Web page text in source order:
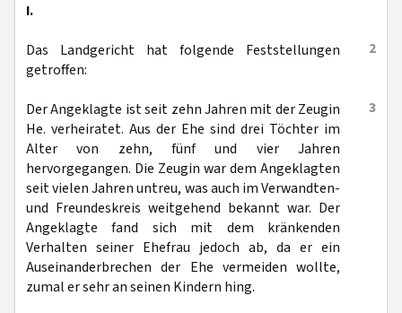
I.
2
Das Landgericht hat folgende Feststellungen
getroffen:
3
Der Angeklagte ist seit zehn Jahren mit der Zeugin
He. verheiratet. Aus der Ehe sind drei Töchter im
Alter von zehn, fünf und vier Jahren
hervorgegangen. Die Zeugin war dem Angeklagten
seit vielen Jahren untreu, was auch im Verwandten-
und Freundeskreis weitgehend bekannt war. Der
Angeklagte fand sich mit dem kränkenden
Verhalten seiner Ehefrau jedoch ab, da er ein
Auseinanderbrechen der Ehe vermeiden wollte,
zumal er sehr an seinen Kindern hing.